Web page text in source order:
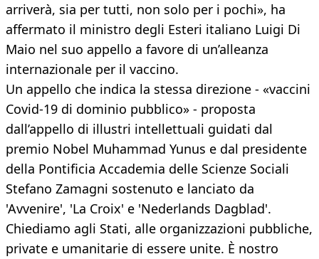
arriverà, sia per tutti, non solo per i pochi», ha
affermato il ministro degli Esteri italiano Luigi Di
Maio nel suo appello a favore di un’alleanza
internazionale per il vaccino.
Un appello che indica la stessa direzione - «vaccini
Covid-19 di dominio pubblico» - proposta
dall’appello di illustri intellettuali guidati dal
premio Nobel Muhammad Yunus e dal presidente
della Pontificia Accademia delle Scienze Sociali
Stefano Zamagni sostenuto e lanciato da
'Avvenire', 'La Croix' e 'Nederlands Dagblad'.
Chiediamo agli Stati, alle organizzazioni pubbliche,
private e umanitarie di essere unite. È nostro